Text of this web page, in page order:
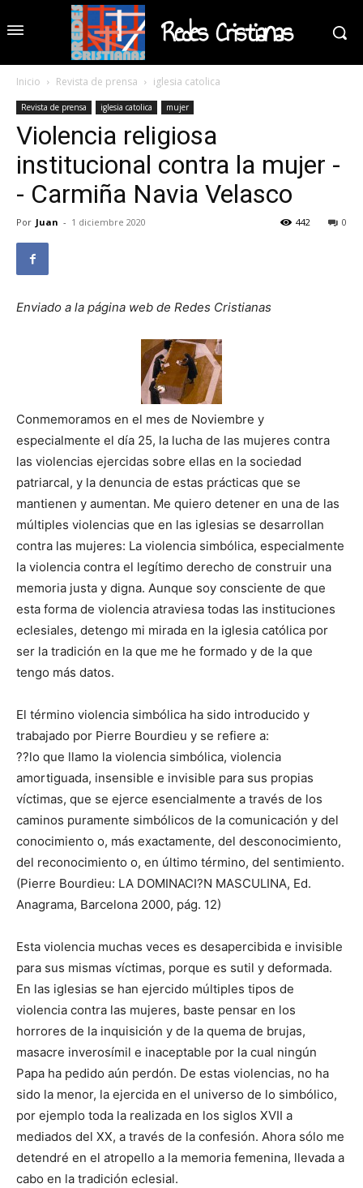
Redes Cristianas
Inicio Revista de prensa iglesia catolica
Revista de prensa iglesia catolica mujer
Violencia religiosa
institucional contra la mujer -
- Carmiña Navia Velasco
Por Juan - 1 diciembre 2020 0
442
Enviado a la página web de Redes Cristianas
Conmemoramos en el mes de Noviembre y
especialmente el día 25, la lucha de las mujeres contra
las violencias ejercidas sobre ellas en la sociedad
patriarcal, y la denuncia de estas prácticas que se
mantienen y aumentan. Me quiero detener en una de las
múltiples violencias que en las iglesias se desarrollan
contra las mujeres: La violencia simbólica, especialmente
la violencia contra el legítimo derecho de construir una
memoria justa y digna. Aunque soy consciente de que
esta forma de violencia atraviesa todas las instituciones
eclesiales, detengo mi mirada en la iglesia católica por
ser la tradición en la que me he formado y de la que
tengo más datos.
El término violencia simbólica ha sido introducido y
trabajado por Pierre Bourdieu y se refiere a:
??lo que llamo la violencia simbólica, violencia
amortiguada, insensible e invisible para sus propias
víctimas, que se ejerce esencialmente a través de los
caminos puramente simbólicos de la comunicación y del
conocimiento o, más exactamente, del desconocimiento,
del reconocimiento o, en último término, del sentimiento.
(Pierre Bourdieu: LA DOMINACI?N MASCULINA, Ed.
Anagrama, Barcelona 2000, pág. 12)
Esta violencia muchas veces es desapercibida e invisible
para sus mismas víctimas, porque es sutil y deformada.
En las iglesias se han ejercido múltiples tipos de
violencia contra las mujeres, baste pensar en los
horrores de la inquisición y de la quema de brujas,
masacre inverosímil e inaceptable por la cual ningún
Papa ha pedido aún perdón. De estas violencias, no ha
sido la menor, la ejercida en el universo de lo simbólico,
por ejemplo toda la realizada en los siglos XVII a
mediados del XX, a través de la confesión. Ahora sólo me
detendré en el atropello a la memoria femenina, llevada a
cabo en la tradición eclesial.